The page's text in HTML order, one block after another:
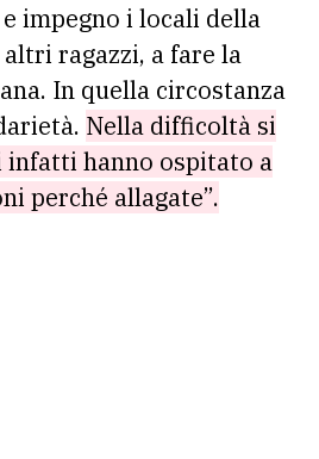
impegno i locali della
altri ragazzi, a fare la
In quella circostanza
Nella difficoltà si
infatti hanno ospitato a
perché allagate”.